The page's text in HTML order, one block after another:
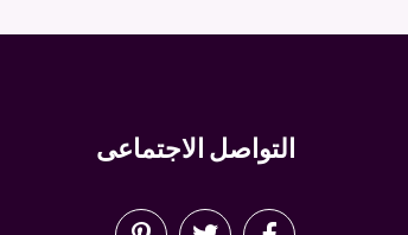
التواصل الاجتماعى